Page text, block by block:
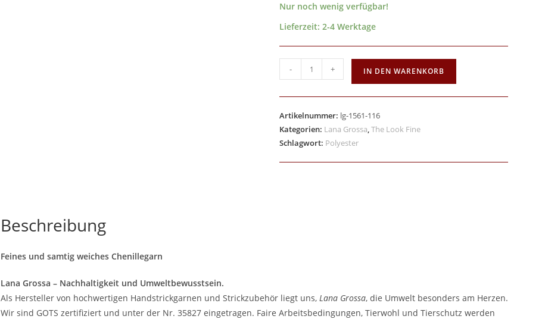
Nur noch wenig verfügbar!
Lieferzeit:2-4 Werktage
- + IN DEN WARENKORB
Artikelnummer: lg-1561-116
Kategorien: Lana Grossa,The Look Fine
Schlagwort: Polyester
Beschreibung
Feines und samtig weiches Chenillegarn
Lana Grossa – Nachhaltigkeit und Umweltbewusstsein.
Als Hersteller von hochwertigen Handstrickgarnen und Strickzubehör liegt uns, Lana Grossa, die Umwelt besonders am Herzen.
Wir sind GOTS zertifiziert und unter der Nr. 35827 eingetragen. Faire Arbeitsbedingungen, Tierwohl und Tierschutz werden